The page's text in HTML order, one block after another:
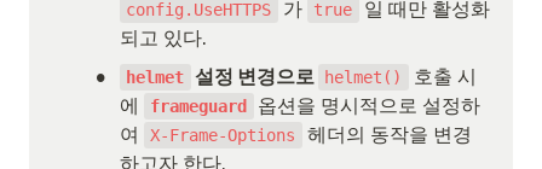
config.UseHTTPS 가 true
일 때만 활성화
되고 있다.
• helmet 설정 변경으로 helmet()
호출 시
에
frameguard
옵션을 명시적으로 설정하
여
X-Frame-Options
헤더의 동작을 변경
하고자 한다.